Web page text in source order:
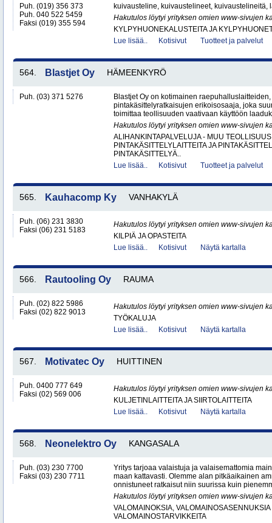
Puh. (019) 356 373
Puh. 040 522 5459
Faksi (019) 355 594
kuivausteline, kuivaustelineet, kuivaustelineitä,
Hakutulos löytyi yrityksen omien www-sivujen
KYLPYHUONEKALUSTEITA JA
Lue lisää..
Kotisivut Tuotteet ja palvelut
564. Blastjet Oy HÄMEENKYRÖ
Puh. (03) 371 5276
Blastjet Oy on kotimainen
pintakäsittelyratkaisujen erikoisosaaja, joka
toimittaa teollisuuden vaativaan käyttöön
Hakutulos löytyi yrityksen omien www-sivujen
ALIHANKINTAPALVELUJA - MUU TEOLLISUUS
PINTAKÄSITTELYLAITTEITA JA
PINTAKÄSITTELYÄ..
Lue lisää..
Kotisivut Tuotteet ja palvelut
565. Kauhacomp Ky VANHAKYLÄ
Puh. (06) 231 3830
Faksi (06) 231 5183
Hakutulos löytyi yrityksen omien www-sivujen
KILPIÄ JA OPASTEITA
Lue lisää..
Kotisivut Näytä kartalla
566. Rautooling Oy RAUMA
Puh. (02) 822 5986
Faksi (02) 822 9013
Hakutulos löytyi yrityksen omien www-sivujen
TYÖKALUJA
Lue lisää..
Kotisivut Näytä kartalla
567. Motivatec Oy HUITTINEN
Puh. 0400 777 649
Faksi (02) 569 006
Hakutulos löytyi yrityksen omien www-sivujen
KULJETINLAITTEITA JA SIIRTOLAITTEITA
Lue lisää..
Kotisivut Näytä kartalla
568. Neonelektro Oy KANGASALA
Puh. (03) 230 7700
Faksi (03) 230 7711
Yritys tarjoaa valaistuja ja valaisemattomia
maan kattavasti. Olemme alan pitkäaikainen
onnistuneet ratkaisut niin suurissa kuin
Hakutulos löytyi yrityksen omien www-sivujen
VALOMAINOKSIA, VALOMAINOSASENNUKSIA
VALOMAINOSTARVIKKEITA